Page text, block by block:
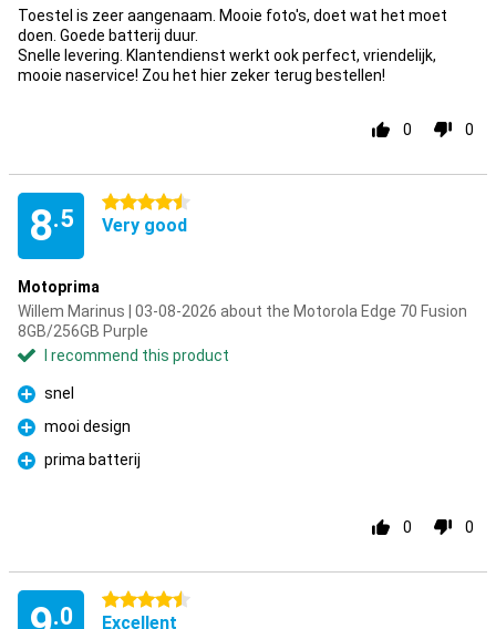
Toestel is zeer aangenaam. Mooie foto's, doet wat het moet
doen. Goede batterij duur.
Snelle levering. Klantendienst werkt ook perfect, vriendelijk,
mooie naservice! Zou het hier zeker terug bestellen!
0 0
8.5
4.5 stars
Very good
Motoprima
Willem Marinus | 03-08-2026 about the Motorola Edge 70 Fusion
8GB/256GB Purple
I recommend this product
Pro
snel
Pro
mooi design
Pro
prima batterij
0 0
.0
4.5 stars
Excellent